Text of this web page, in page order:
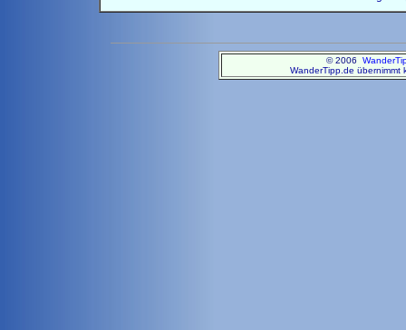
© 2006
WanderTipp.de übernimmt